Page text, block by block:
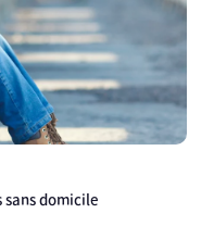
sans domicile